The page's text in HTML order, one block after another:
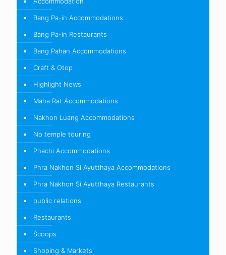
Bang Pa-in Accommodations
Bang Pa-in Restaurants
Bang Pahan Accommodations
Craft & Otop
Highlight News
Maha Rat Accommodations
Nakhon Luang Accommodations
No temple touring
Phachi Accommodations
Phra Nakhon Si Ayutthaya Accommodations
Phra Nakhon Si Ayutthaya Restaurants
public relations
Restaurants
Scoops
Shoping & Markets